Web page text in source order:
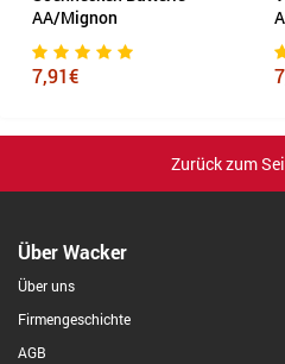
AA/Mignon
7,91€
Zurück zum
Über Wacker
Über uns
Firmengeschichte
AGB